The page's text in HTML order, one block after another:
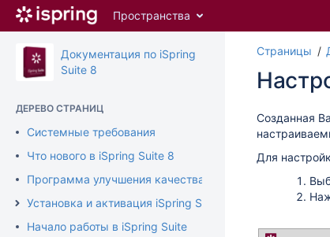
Перейти
содержимому
assistive.skiplink.to.breadcrumbs
assistive.skiplink.to.quick.search
Пространства
Документация по iSpring
Suite 8
ДЕРЕВО СТРАНИЦ
Системные требования
Что нового в iSpring Suite 8
Программа улучшения качества продукта
Установка и активация iSpring Suite
Начало работы в iSpring Suite
Страницы
Созданная
Для